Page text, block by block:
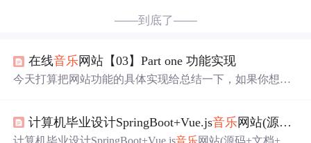
——到底了——
在线音乐网站【03】Part one 功能实现
今天打算把网站功能的具体实现给总结一下，如果你想了
发环境 项目源码:https://git.oschina.net/LanboEx/online-music.
git 7.网站主要模块实现 a.在线音乐 前台 由于在线音乐网站
计算机毕业设计SpringBoot+Vue.js音乐网站(源码+文档+PPT+讲解)
计算机毕业设计SpringBoot+Vue.js音乐网站(源码+文档+PP